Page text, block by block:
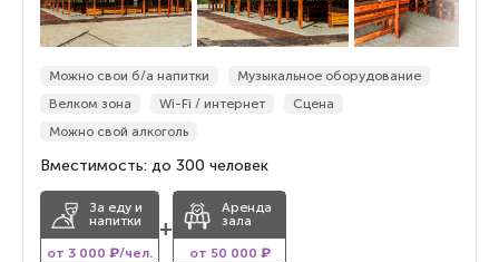
Можно свои б/а напитки
Музыкальное оборудование
Велком зона
Wi-Fi / интернет
Сцена
Можно свой алкоголь
Вместимость: до 300 человек
За еду и
напитки
от 3 000 ₽/чел.
+
Аренда
зала
от 50 000 ₽